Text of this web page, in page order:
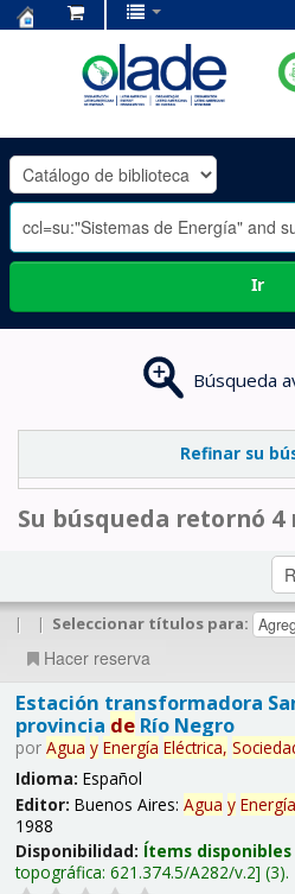
OLADE
-
Ir
Búsqueda
Refinar su
Su búsqueda retornó 4
| | Seleccionar títulos para:
Hacer reserva
Estación transformadora
provincia deRío Negro
por Agua y Energía Eléctrica,
Idioma: Español
Editor: Buenos Aires: Agua y Energía
1988
Disponibilidad: Ítems
topográfica: 621.374.5/A282/v.2 (3).